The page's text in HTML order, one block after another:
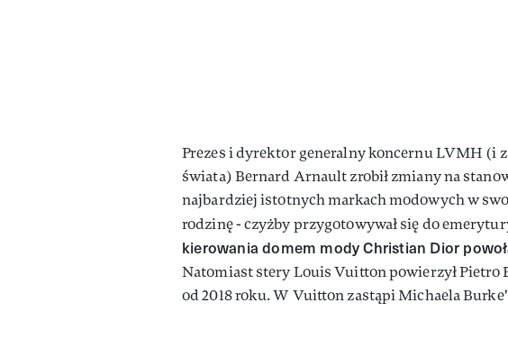
Prezes i dyrektor generalny koncernu LVMH (i
świata) Bernard Arnault zrobił zmiany na
najbardziej istotnych markach modowych w
rodzinę - czyżby przygotowywał się do
kierowania domem mody Christian Dior
Natomiast stery Louis Vuitton powierzył Pietro
od 2018 roku. W Vuitton zastąpi Michaela